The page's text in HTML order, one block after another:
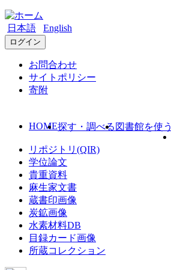
日本語 English
ログイン
お問合わせ
サイトポリシー
寄附
HOME探す・調べる 図書館を使う
リポジトリ(QIR)
学位論文
貴重資料
麻生家文書
蔵書印画像
炭鉱画像
水素材料DB
目録カード画像
所蔵コレクション